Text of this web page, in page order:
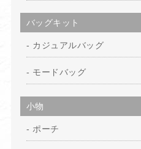
バッグキット
カジュアルバッグ
モードバッグ
小物
ポーチ